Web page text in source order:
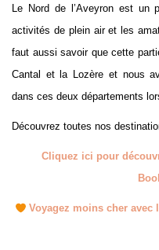
Le Nord de l’Aveyron est un
activités de plein air et les
faut aussi savoir que cette
Cantal et la Lozère et nous
dans ces deux départements
Découvrez toutes nos
Cliquez ici pour
Voyagez moins cher avec